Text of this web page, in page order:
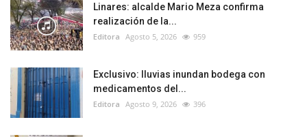
Linares: alcalde Mario Meza confirma
realización de la...
Editora Agosto 5, 2026 959
Exclusivo: lluvias inundan bodega con
medicamentos del...
Editora Agosto 9, 2026 396